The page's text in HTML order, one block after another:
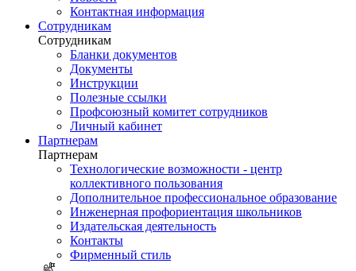
Контактная информация
Сотрудникам
Сотрудникам
Бланки документов
Документы
Инструкции
Полезные ссылки
Профсоюзный комитет сотрудников
Личный кабинет
Партнерам
Партнерам
Технологические возможности - центр
коллективного пользования
Дополнительное профессиональное образование
Инженерная профориентация школьников
Издательская деятельность
Контакты
Фирменный стиль